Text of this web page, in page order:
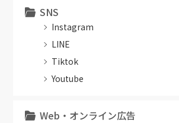
SNS
Instagram
LINE
Tiktok
Youtube
Web・オンライン広告